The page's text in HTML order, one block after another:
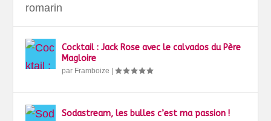
romarin
Cocktail : Jack Rose avec le calvados du Père
Magloire
par Framboize |
Sodastream, les bulles c’est ma passion !